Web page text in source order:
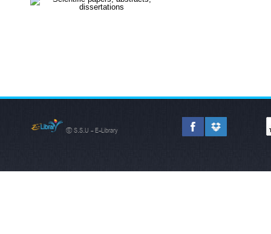
© S.S.U - E-Library